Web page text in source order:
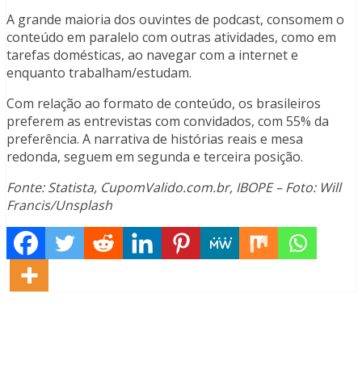
A grande maioria dos ouvintes de podcast, consomem o
conteúdo em paralelo com outras atividades, como em
tarefas domésticas, ao navegar com a internet e
enquanto trabalham/estudam.
Com relação ao formato de conteúdo, os brasileiros
preferem as entrevistas com convidados, com 55% da
preferência. A narrativa de histórias reais e mesa
redonda, seguem em segunda e terceira posição.
Fonte: Statista, CupomValido.com.br, IBOPE – Foto: Will
Francis/Unsplash